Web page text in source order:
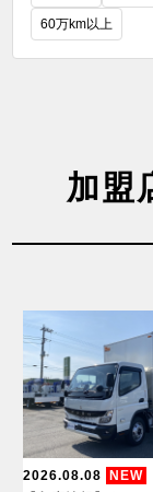
60万km以上
加盟
2026.08.08 NEW